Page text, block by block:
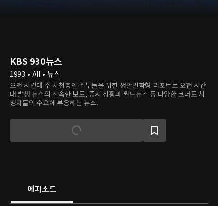
KBS 930뉴스
1993 • All • 뉴스
오전 시간대 주 시청층인 주부들을 위한 생활밀착형 리포트로 오전 시간
대 발생 뉴스의 신속한 보도, 증시 상황과 월드뉴스 등 다양한 코너로 시
청자들의 수요에 부응하는 뉴스.
에피소드